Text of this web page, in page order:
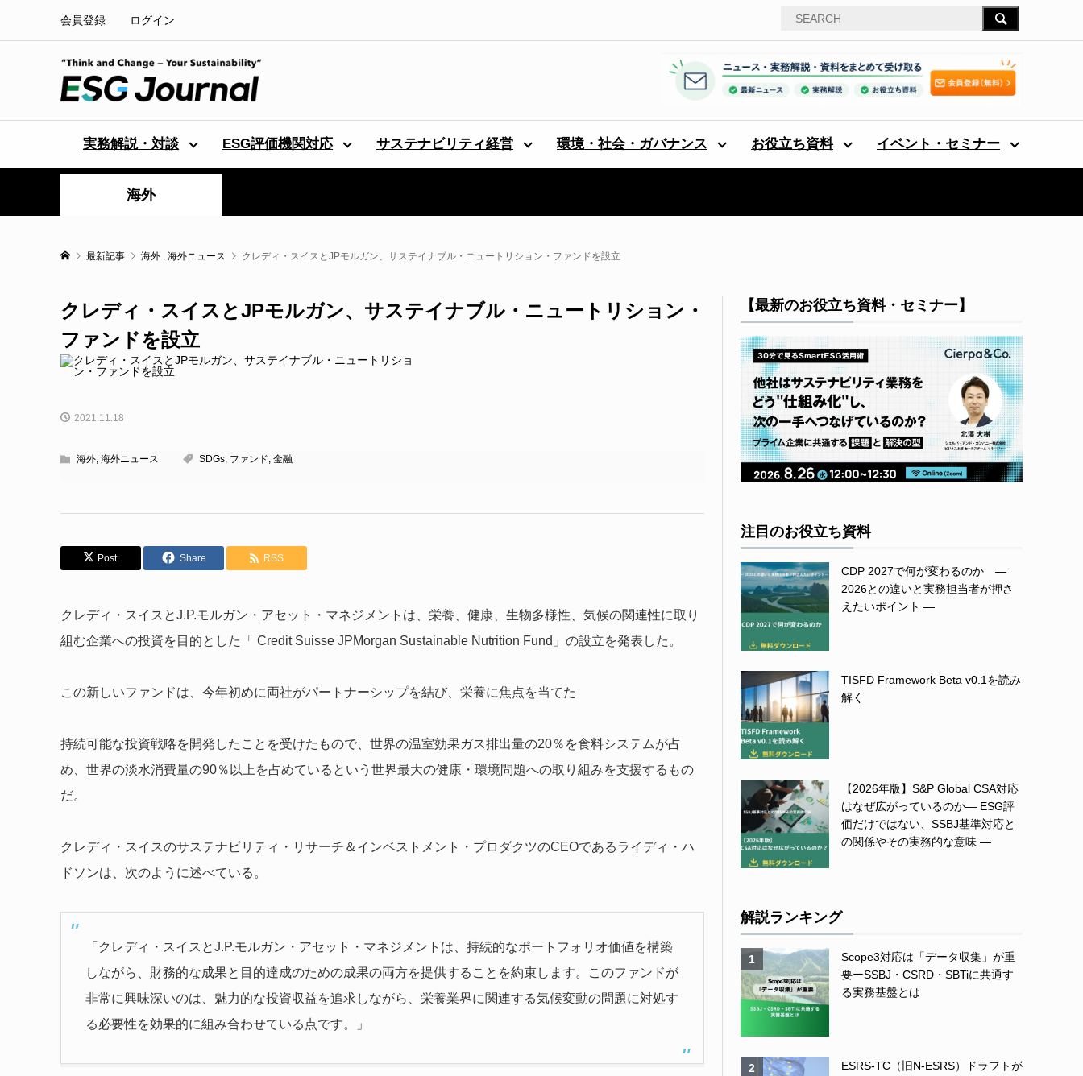
会員登録 ログイン
実務解説・対談 ESG評価機関対応 サステナビリティ経営 環境・社会・ガバナンス お役立ち資料 イベント・セミナー
海外
最新記事 海外 , 海外ニュース クレディ・スイスとJPモルガン、サステイナブル・ニュートリション・ファンドを設立
クレディ・スイスとJPモルガン、サステイナブル・ニュートリション・
ファンドを設立
2021.11.18
海外, 海外ニュース SDGs, ファンド, 金融
Post Share RSS
クレディ・スイスとJ.P.モルガン・アセット・マネジメントは、栄養、健康、生物多様性、気候の関連性に取り
組む企業への投資を目的とした「 Credit Suisse JPMorgan Sustainable Nutrition Fund」の設立を発表した。
この新しいファンドは、今年初めに両社がパートナーシップを結び、栄養に焦点を当てた
持続可能な投資戦略を開発したことを受けたもので、世界の温室効果ガス排出量の20％を食料システムが占
め、世界の淡水消費量の90％以上を占めているという世界最大の健康・環境問題への取り組みを支援するもの
だ。
クレディ・スイスのサステナビリティ・リサーチ＆インベストメント・プロダクツのCEOであるライディ・ハ
ドソンは、次のように述べている。
「クレディ・スイスとJ.P.モルガン・アセット・マネジメントは、持続的なポートフォリオ価値を構築
しながら、財務的な成果と目的達成のための成果の両方を提供することを約束します。このファンドが
非常に興味深いのは、魅力的な投資収益を追求しながら、栄養業界に関連する気候変動の問題に対処す
る必要性を効果的に組み合わせている点です。」
【最新のお役立ち資料・セミナー】
注目のお役立ち資料
CDP 2027で何が変わるのか ―
2026との違いと実務担当者が押さ
えたいポイント ―
TISFD Framework Beta v0.1を読み
解く
【2026年版】S&P Global CSA対応
はなぜ広がっているのか― ESG評
価だけではない、SSBJ基準対応と
の関係やその実務的な意味 ―
解説ランキング
1
Scope3対応は「データ収集」が重
要ーSSBJ・CSRD・SBTiに共通す
る実務基盤とは
2
ESRS-TC（旧N-ESRS）ドラフトが